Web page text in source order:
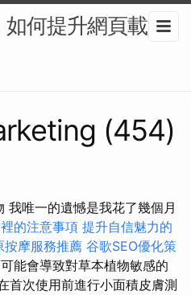
如何提升網頁載入
(454)
唯一的遺憾是我花了幾個月
的注意事項 提升自信魅力的
按摩服務推薦 谷歌SEO優化策
能會導致對草本植物敏感的
首次使用前進行小面積皮膚測